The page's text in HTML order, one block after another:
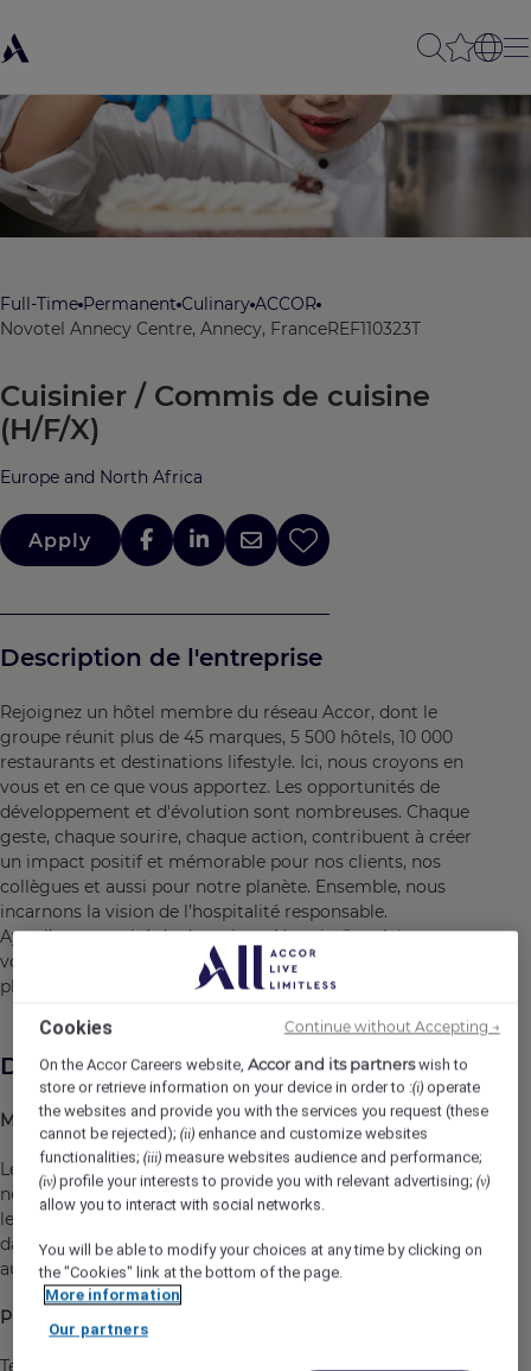
Full-Time Permanent Culinary ACCOR
Novotel Annecy Centre, Annecy, FranceREF110323T
Cuisinier / Commis de cuisine
(H/F/X)
Europe and North Africa
Apply
Description de l'entreprise
Rejoignez un hôtel membre du réseau Accor, dont le
groupe réunit plus de 45 marques, 5 500 hôtels, 10 000
restaurants et destinations lifestyle. Ici, nous croyons en
vous et en ce que vous apportez. Les opportunités de
développement et d'évolution sont nombreuses. Chaque
geste, chaque sourire, chaque action, contribuent à créer
un impact positif et mémorable pour nos clients, nos
collègues et aussi pour notre planète. Ensemble, nous
incarnons la vision de l’hospitalité responsable.
Ayez l’opportunité de devenir un Heartist®, et laissez
votre coeur vous guider dans ce monde où la vie bat
plus fort.
Description du poste
MISSION :
Le commis de cuisine effectue la mise en place
nécessaire à la réalisation des plats tout en respectant
les fiches techniques. Il/elle participe à l'envoi des plats
dans le délai souhaité par le client ainsi qu’au contrôle et
au stockage des marchandises lors de la livraison.
PRINCIPALES RESPONSABILITES :
Technique Métier et relation client:
Cookies
On the Accor Careers website,Accor and its partnerswish to
store or retrieve information on your device in order to :(i) operate
the websites and provide you with the services you request (these
cannot be rejected);(ii) enhance and customize websites
functionalities;(iii) measure websites audience and performance;
(iv) profile your interests to provide you with relevant advertising;(v)
allow you to interact with social networks.
You will be able to modify your choices at any time by clicking on
the "Cookies" link at the bottom of the page.
More information
Our partners
Continue without Accepting →